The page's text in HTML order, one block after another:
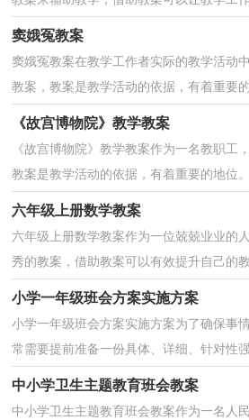
写教案呢？以下是小编精心整理的棉花姑
窦娥冤教案
窦娥冤教案在教学工作者实际的教学活动
教案，教案是教学活动的依据，有着重要
的教案是怎么写的吗？以下是小编为大家
《故宫博物院》教学教案
《故宫博物院》教学教案作为一名教职工
教案是教学活动的依据，有着重要的地位
面是小编为大家收集的《故宫博物院》教
六年级上册数学教案
六年级上册数学教案作为一位兢兢业业的
秀的教案，借助教案可以有效提升自己的
重点突出呢？以下是小编为大家整理的六
小学一年级班会方案实施方案
小学一年级班会方案实施方案为了确保事
常需要提前准备一份具体、详细、针对性
容最为复杂的一种。那么制定方案需要注
中小学卫生主题教育班会教案
中小学卫生主题教育班会教案作为一名人